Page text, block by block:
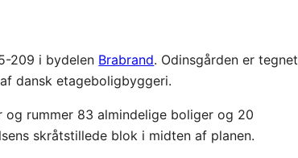
209 i bydelen Brabrand. Odinsgården er tegnet
dansk etageboligbyggeri.
rummer 83 almindelige boliger og 20
skråtstillede blok i midten af planen.